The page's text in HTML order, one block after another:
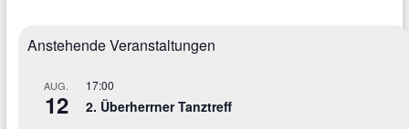
Anstehende Veranstaltungen
AUG.
12
17:00
2. Überherrner Tanztreff